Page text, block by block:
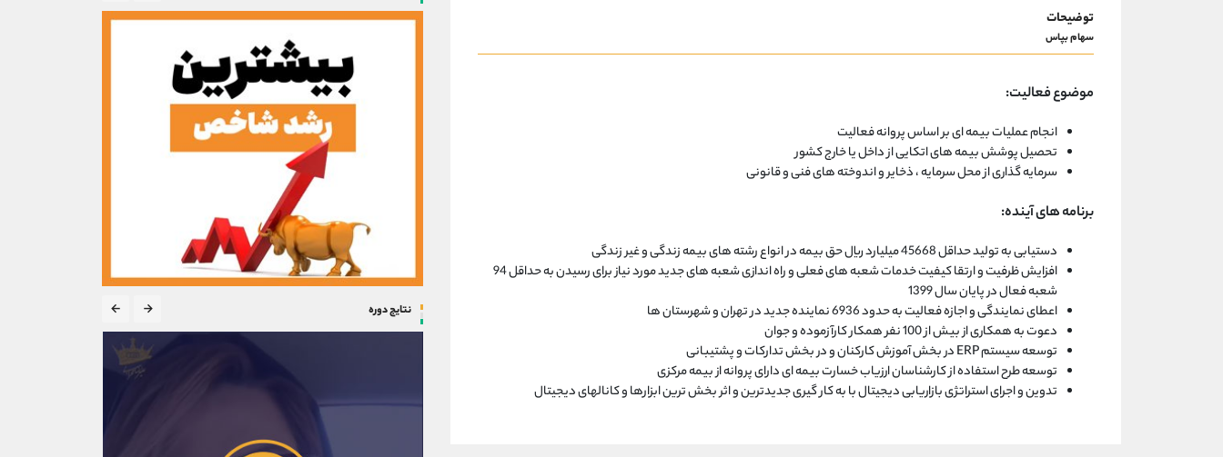
توضیحات
سهام بپاس
موضوع فعالیت:
انجام عملیات بیمه ای بر اساس پروانه فعالیت
تحصیل پوشش بیمه های اتکایی از داخل یا خارج کشور
سرمایه گذاری از محل سرمایه ، ذخایر و اندوخته های فنی و قانونی
برنامه های آینده:
دستیابی به تولید حداقل 45668 میلیارد ریال حق بیمه در انواع رشته های بیمه زندگی و غیر زندگی
افزایش ظرفیت و ارتقا کیفیت خدمات شعبه های فعلی و راه اندازی شعبه های جدید مورد نیاز برای رسیدن به حداقل 94
شعبه فعال در پایان سال 1399
اعطای نمایندگی و اجازه فعالیت به حدود 6936 نماینده جدید در تهران و شهرستان ها
دعوت به همکاری از بیش از 100 نفر همکار کارآزموده و جوان
توسعه سیستم ERP در بخش آموزش کارکنان و در بخش تدارکات و پشتیبانی
توسعه طرح استفاده از کارشناسان ارزیاب خسارت بیمه ای دارای پروانه از بیمه مرکزی
تدوین و اجرای استراتژی بازاریابی دیجیتال با به کار گیری جدیدترین و اثر بخش ترین ابزارها و کانالهای دیجیتال
نتایج دوره